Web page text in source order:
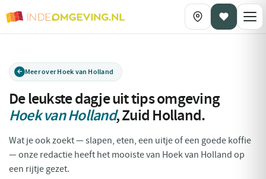
Meer over Hoek van Holland
De leukste dagje uit tips omgeving
Hoek van Holland,Zuid Holland.
Wat je ook zoekt — slapen, eten, een uitje of een goede koffie
— onze redactie heeft het mooiste van Hoek van Holland op
een rijtje gezet.